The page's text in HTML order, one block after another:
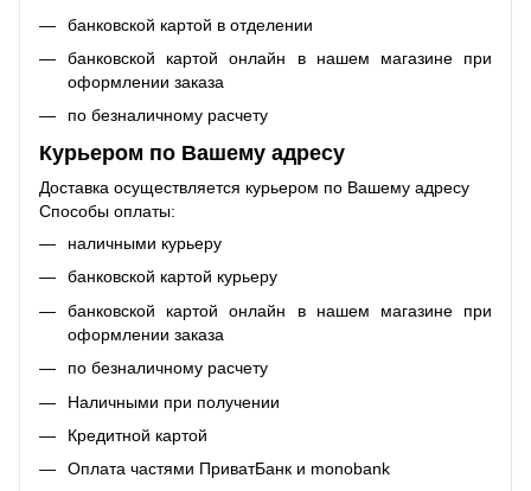
банковской картой в отделении
банковской картой онлайн в нашем магазине при
оформлении заказа
по безналичному расчету
Курьером по Вашему адресу
Доставка осуществляется курьером по Вашему адресу
Способы оплаты:
наличными курьеру
банковской картой курьеру
банковской картой онлайн в нашем магазине при
оформлении заказа
по безналичному расчету
Наличными при получении
Кредитной картой
Оплата частями ПриватБанк и monobank